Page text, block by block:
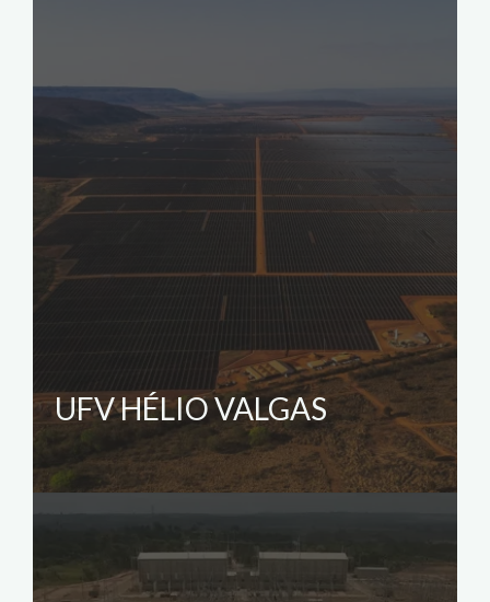
UFV HÉLIO VALGAS